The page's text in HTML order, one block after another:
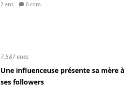
2 ans 0 com
7,587 vues
Une influenceuse présente sa mère à
ses followers